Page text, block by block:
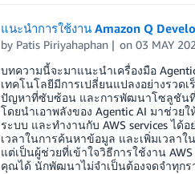
แนะนำการใช้งาน Amazon Q
by Patis Piriyahaphan on03 MAY
บทความนี้จะมาแนะนำเครื่องมือ
เทคโนโลยีมีการเปลี่ยนแปลงอย่างรว
ปัญหาที่ซับซ้อน และการพัฒนาโซลูชันที่มี
โดยนำเอาพลังของ Agentic AI มาช่ว
ระบบ และทำงานกับ AWS services ไ
เวลาในการค้นหาข้อมูล และเพิ่มเวลา
แต่เป็นผู้ช่วยที่เข้าใจวิธีการใช้งาน
คุณได้ นักพัฒนาไม่จำเป็นต้องจดจำทุกร